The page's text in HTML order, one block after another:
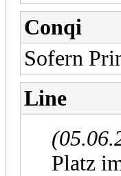
Conqi
Sofern
Line
Platz